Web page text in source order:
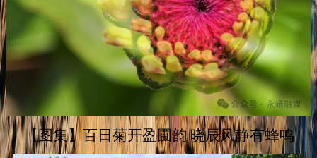
【图集】百日菊开盈圃韵 晓辰风静有蜂鸣